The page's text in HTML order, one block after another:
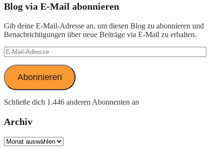
Blog via E-Mail abonnieren
Gib deine E-Mail-Adresse an, um diesen Blog zu abonnieren und
Benachrichtigungen über neue Beiträge via E-Mail zu erhalten.
E-
Mail-
Adresse
Abonnieren
Schließe dich 1.446 anderen Abonnenten an
Archiv
Archiv